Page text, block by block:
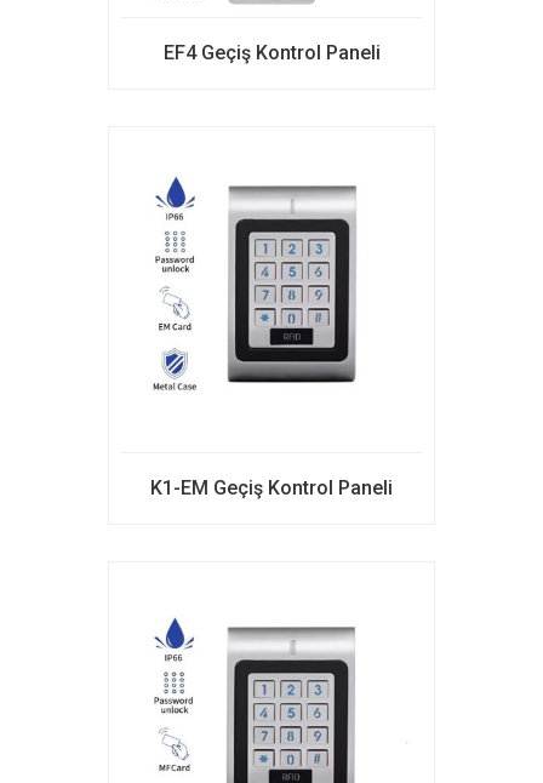
EF4 Geçiş Kontrol Paneli
K1-EM Geçiş Kontrol Paneli